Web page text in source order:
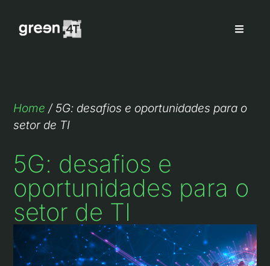
Home / 5G: desafios e oportunidades para o
setor de TI
5G: desafios e
oportunidades para o
setor de TI